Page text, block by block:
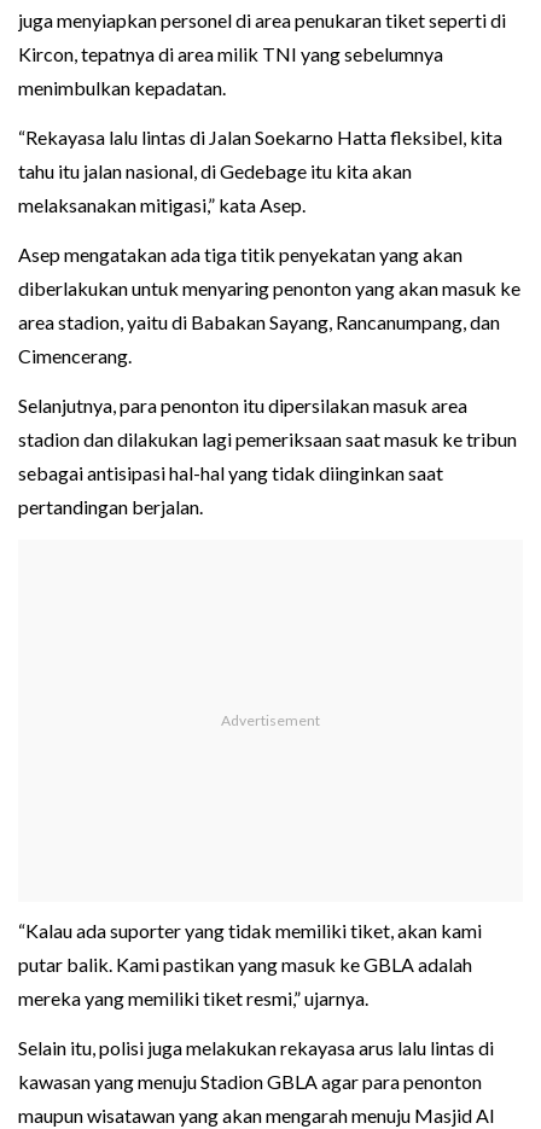
juga menyiapkan personel di area penukaran tiket seperti di
Kircon, tepatnya di area milik TNI yang sebelumnya
menimbulkan kepadatan.
“Rekayasa lalu lintas di Jalan Soekarno Hatta fleksibel, kita
tahu itu jalan nasional, di Gedebage itu kita akan
melaksanakan mitigasi,” kata Asep.
Asep mengatakan ada tiga titik penyekatan yang akan
diberlakukan untuk menyaring penonton yang akan masuk ke
area stadion, yaitu di Babakan Sayang, Rancanumpang, dan
Cimencerang.
Selanjutnya, para penonton itu dipersilakan masuk area
stadion dan dilakukan lagi pemeriksaan saat masuk ke tribun
sebagai antisipasi hal-hal yang tidak diinginkan saat
pertandingan berjalan.
“Kalau ada suporter yang tidak memiliki tiket, akan kami
putar balik. Kami pastikan yang masuk ke GBLA adalah
mereka yang memiliki tiket resmi,” ujarnya.
Selain itu, polisi juga melakukan rekayasa arus lalu lintas di
kawasan yang menuju Stadion GBLA agar para penonton
maupun wisatawan yang akan mengarah menuju Masjid Al